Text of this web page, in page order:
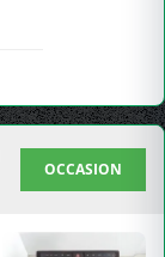
OCCASION